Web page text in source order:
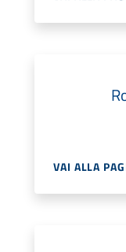
VAI ALLA